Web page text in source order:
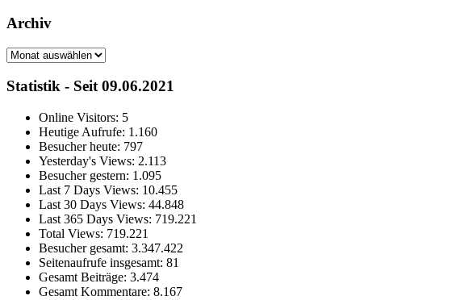
Archiv
Archiv
Statistik - Seit 09.06.2021
Online Visitors: 5
Heutige Aufrufe: 1.160
Besucher heute: 797
Yesterday's Views: 2.113
Besucher gestern: 1.095
Last 7 Days Views: 10.455
Last 30 Days Views: 44.848
Last 365 Days Views: 719.221
Total Views: 719.221
Besucher gesamt: 3.347.422
Seitenaufrufe insgesamt: 81
Gesamt Beiträge: 3.474
Gesamt Kommentare: 8.167